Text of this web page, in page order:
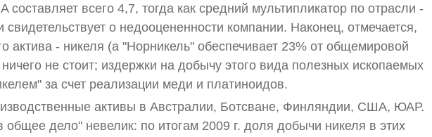
составляет всего 4,7, тогда как средний мультипликатор по отрасли -
свидетельствует о недооцененности компании. Наконец, отмечается,
актива - никеля (а "Норникель" обеспечивает 23% от общемировой
не стоит; издержки на добычу этого вида полезных ископаемых
за счет реализации меди и платиноидов.
активы в Австралии, Ботсване, Финляндии, США, ЮАР.
общее дело" невелик: по итогам 2009 г. доля добычи никеля в этих